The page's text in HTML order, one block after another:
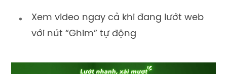
Xem video ngay cả khi đang lướt web
với nút “Ghim” tự động